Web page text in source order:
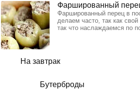
На завтрак
Бутерброды
Фаршированный
Фаршированный перец в
делаем часто, так как
так что наслаждаемся по